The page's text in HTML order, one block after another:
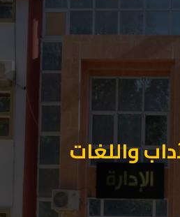
واللغات